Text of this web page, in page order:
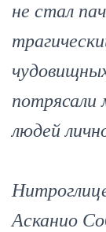
не стал
людей
Асканио